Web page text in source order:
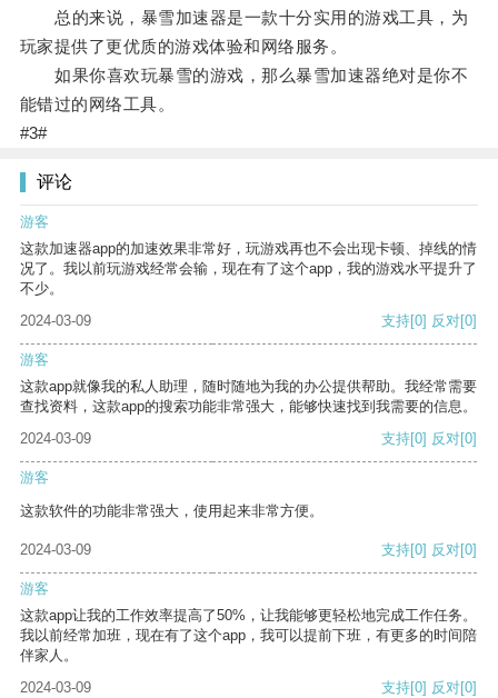
总的来说，暴雪加速器是一款十分实用的游戏工具，为
玩家提供了更优质的游戏体验和网络服务。
如果你喜欢玩暴雪的游戏，那么暴雪加速器绝对是你不
能错过的网络工具。
#3#
评论
游客
这款加速器app的加速效果非常好，玩游戏再也不会出现卡顿、掉线的情
况了。我以前玩游戏经常会输，现在有了这个app，我的游戏水平提升了
不少。
2024-03-09
支持[0] 反对[0]
游客
这款app就像我的私人助理，随时随地为我的办公提供帮助。我经常需要
查找资料，这款app的搜索功能非常强大，能够快速找到我需要的信息。
2024-03-09
支持[0] 反对[0]
游客
这款软件的功能非常强大，使用起来非常方便。
2024-03-09 支持[0] 反对[0]
游客
这款app让我的工作效率提高了50%，让我能够更轻松地完成工作任务。
我以前经常加班，现在有了这个app，我可以提前下班，有更多的时间陪
伴家人。
2024-03-09
支持[0] 反对[0]